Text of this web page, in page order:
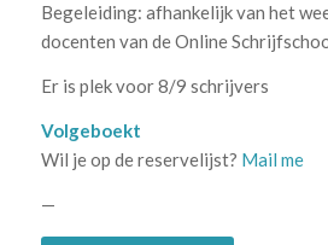
Begeleiding: afhankelijk van het
docenten van de Online
Er is plek voor 8/9 schrijvers
Volgeboekt
Wil je op de reservelijst? Mail me
—